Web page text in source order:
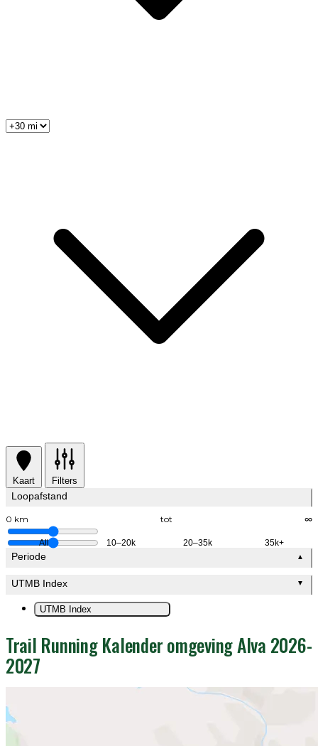
Kaart Filters
Loopafstand
0 km tot ∞
All 10–20k 20–35k 35k+
Periode ▲
UTMB Index ▼
UTMB Index
Trail Running Kalender omgeving Alva 2026-
2027